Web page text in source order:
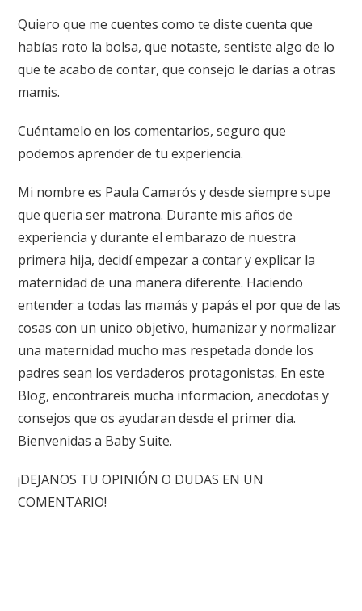
Quiero que me cuentes como te diste cuenta que
habías roto la bolsa, que notaste, sentiste algo de lo
que te acabo de contar, que consejo le darías a otras
mamis.
Cuéntamelo en los comentarios, seguro que
podemos aprender de tu experiencia.
Mi nombre es Paula Camarós y desde siempre supe
que queria ser matrona. Durante mis años de
experiencia y durante el embarazo de nuestra
primera hija, decidí empezar a contar y explicar la
maternidad de una manera diferente. Haciendo
entender a todas las mamás y papás el por que de las
cosas con un unico objetivo, humanizar y normalizar
una maternidad mucho mas respetada donde los
padres sean los verdaderos protagonistas. En este
Blog, encontrareis mucha informacion, anecdotas y
consejos que os ayudaran desde el primer dia.
Bienvenidas a Baby Suite.
¡DEJANOS TU OPINIÓN O DUDAS EN UN
COMENTARIO!